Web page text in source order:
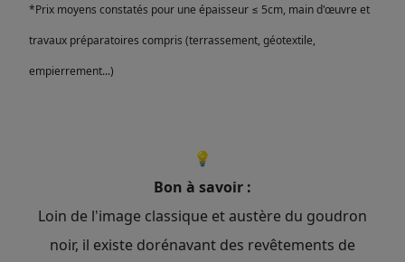
*Prix moyens constatés pour une épaisseur ≤ 5cm, main d'œuvre et
travaux préparatoires compris (terrassement, géotextile,
empierrement...)
💡
Bon à savoir :
Loin de l'image classique et austère du goudron
noir, il existe dorénavant des revêtements de